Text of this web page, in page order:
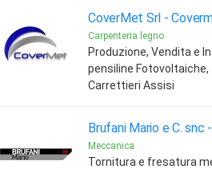
CoverMet Srl -
Carpenteria legno
Produzione, Vendita e
pensiline Fotovoltaiche,
Carrettieri Assisi
Brufani Mario e C. snc -
Meccanica
Tornitura e fresatura